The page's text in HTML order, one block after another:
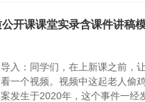
开课课堂实录含课件讲稿
导入：同学们，在上新课之前，
看一个视频。视频中这起老人偷
案发生于2020年，这个事件一经